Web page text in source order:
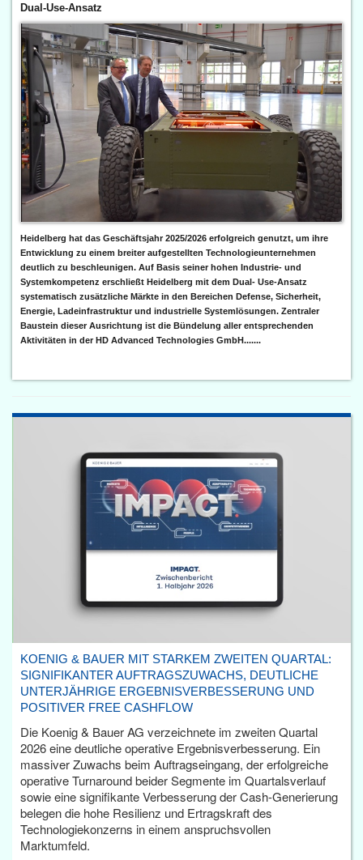
Dual-Use-Ansatz
Heidelberg hat das Geschäftsjahr 2025/2026 erfolgreich genutzt, um ihre
Entwicklung zu einem breiter aufgestellten Technologieunternehmen
deutlich zu beschleunigen. Auf Basis seiner hohen Industrie- und
Systemkompetenz erschließt Heidelberg mit dem Dual- Use-Ansatz
systematisch zusätzliche Märkte in den Bereichen Defense, Sicherheit,
Energie, Ladeinfrastruktur und industrielle Systemlösungen. Zentraler
Baustein dieser Ausrichtung ist die Bündelung aller entsprechenden
Aktivitäten in der HD Advanced Technologies GmbH.......
KOENIG & BAUER MIT STARKEM ZWEITEN QUARTAL:
SIGNIFIKANTER AUFTRAGSZUWACHS, DEUTLICHE
UNTERJÄHRIGE ERGEBNISVERBESSERUNG UND
POSITIVER FREE CASHFLOW
Die Koenig & Bauer AG verzeichnete im zweiten Quartal
2026 eine deutliche operative Ergebnisverbesserung. Ein
massiver Zuwachs beim Auftragseingang, der erfolgreiche
operative Turnaround beider Segmente im Quartalsverlauf
sowie eine signifikante Verbesserung der Cash-Generierung
belegen die hohe Resilienz und Ertragskraft des
Technologiekonzerns in einem anspruchsvollen
Marktumfeld.